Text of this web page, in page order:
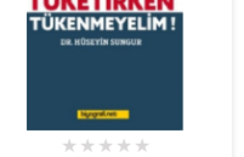
★ ★ ★ ★ ★